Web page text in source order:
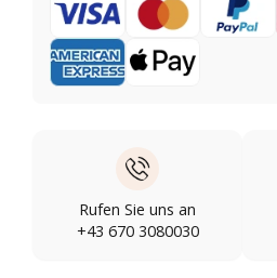
Rufen Sie uns an
+43 670 3080030